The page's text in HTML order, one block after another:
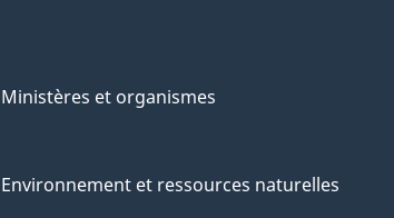
Ministères et organismes
Environnement et ressources naturelles